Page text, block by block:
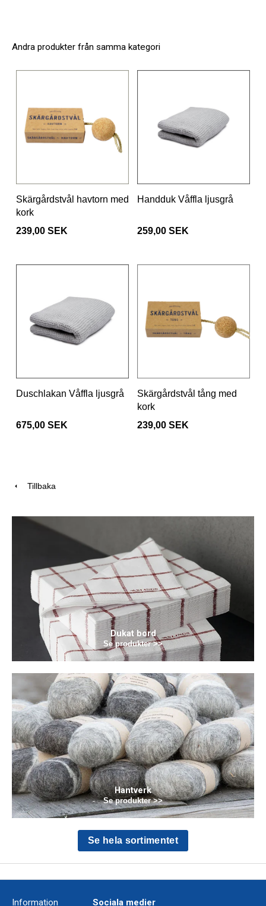
Andra produkter från samma kategori
Skärgårdstvål havtorn med
kork
239,00 SEK
Handduk Våffla ljusgrå
259,00 SEK
Duschlakan Våffla ljusgrå
675,00 SEK
Skärgårdstvål tång med
kork
239,00 SEK
Tillbaka
Dukat bord
Se produkter >>
Hantverk
Se produkter >>
Se hela sortimentet
Information Sociala medier